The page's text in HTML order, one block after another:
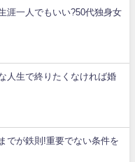
涯一人でもいい?50代独身女
人生で終りたくなければ婚
でが鉄則!重要でない条件を